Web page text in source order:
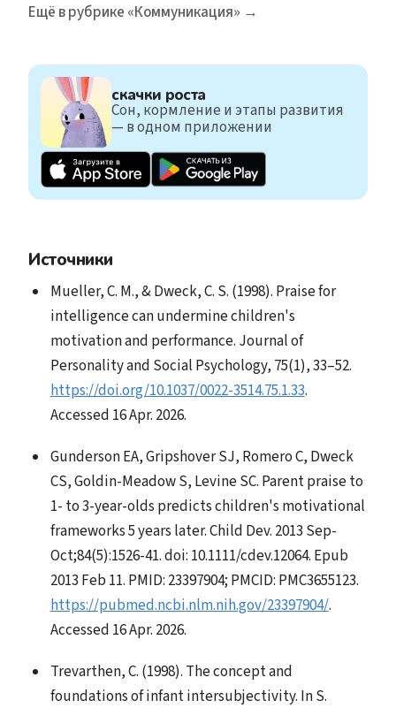
Ещё в рубрике «Коммуникация» →
скачки роста
Сон, кормление и этапы развития
— в одном приложении
Источники
Mueller, C. M., & Dweck, C. S. (1998). Praise for
intelligence can undermine children's
motivation and performance. Journal of
Personality and Social Psychology, 75(1), 33–52.
https://doi.org/10.1037/0022-3514.75.1.33.
Accessed 16 Apr. 2026.
Gunderson EA, Gripshover SJ, Romero C, Dweck
CS, Goldin-Meadow S, Levine SC. Parent praise to
1- to 3-year-olds predicts children's motivational
frameworks 5 years later. Child Dev. 2013 Sep-
Oct;84(5):1526-41. doi: 10.1111/cdev.12064. Epub
2013 Feb 11. PMID: 23397904; PMCID: PMC3655123.
https://pubmed.ncbi.nlm.nih.gov/23397904/.
Accessed 16 Apr. 2026.
Trevarthen, C. (1998). The concept and
foundations of infant intersubjectivity. In S.